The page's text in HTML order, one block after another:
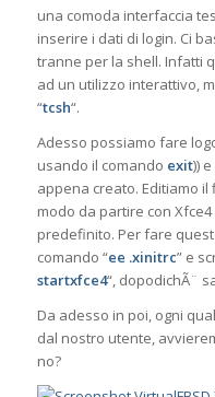
una comoda interfaccia
inserire i dati di login. Ci
tranne per la shell. Infatti
ad un utilizzo interattivo,
“tcsh“.
Adesso possiamo fare
usando il comando exit))
appena creato. Editiamo
modo da partire con Xfce4
predefinito. Per fare
comando “ee .xinitrc” e
startxfce4“, dopodichÃ¨
Da adesso in poi, ogni
dal nostro utente,
no?